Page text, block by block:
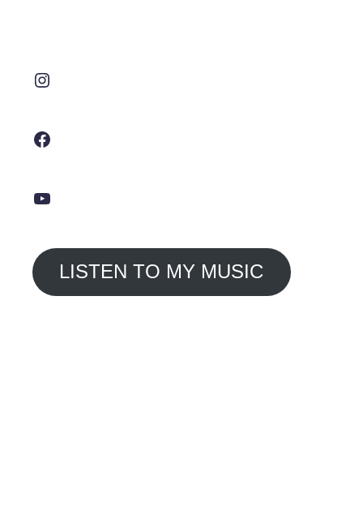
LISTEN TO MY MUSIC